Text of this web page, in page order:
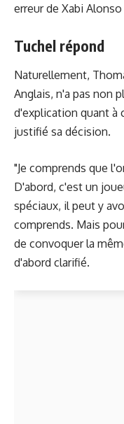
erreur de Xabi
Tuchel répond
Naturellement,
Anglais, n'a pas non
d'explication quant à
justifié sa décision.
"Je comprends que
D'abord, c'est un
spéciaux, il peut y
comprends. Mais
de convoquer la
d'abord clarifié.